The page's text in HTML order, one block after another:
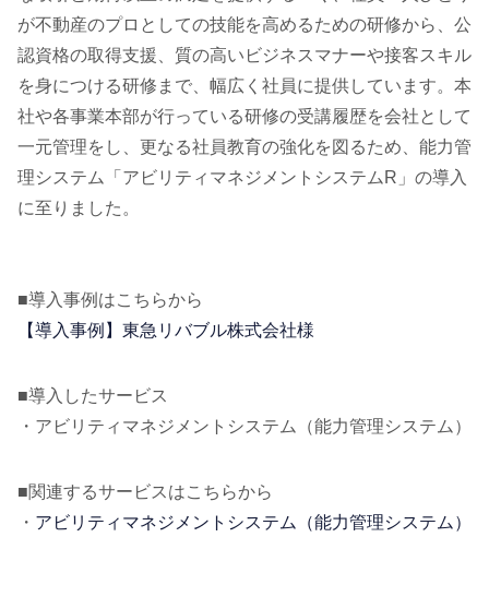
が不動産のプロとしての技能を高めるための研修から、公
認資格の取得支援、質の高いビジネスマナーや接客スキル
を身につける研修まで、幅広く社員に提供しています。本
社や各事業本部が行っている研修の受講履歴を会社として
一元管理をし、更なる社員教育の強化を図るため、能力管
理システム「アビリティマネジメントシステムR」の導入
に至りました。
■導入事例はこちらから
【導入事例】東急リバブル株式会社様
■導入したサービス
・アビリティマネジメントシステム（能力管理システム）
■関連するサービスはこちらから
・ アビリティマネジメントシステム（能力管理システム）